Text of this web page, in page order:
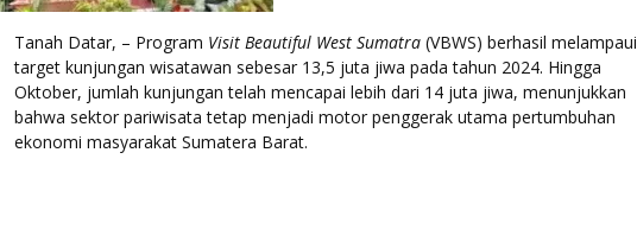
Tanah Datar, – Program Visit Beautiful West Sumatra (VBWS) berhasil melampaui
target kunjungan wisatawan sebesar 13,5 juta jiwa pada tahun 2024. Hingga
Oktober, jumlah kunjungan telah mencapai lebih dari 14 juta jiwa, menunjukkan
bahwa sektor pariwisata tetap menjadi motor penggerak utama pertumbuhan
ekonomi masyarakat Sumatera Barat.